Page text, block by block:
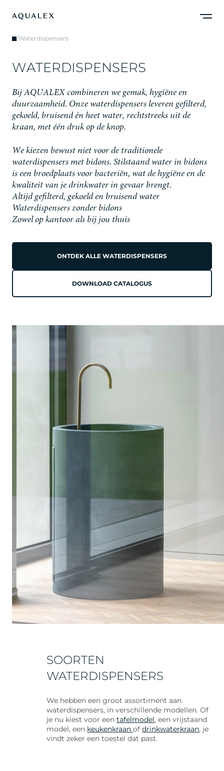
/Waterdispensers
WATERDISPENSERS
Bij AQUALEX combineren we gemak, hygiëne en
duurzaamheid. Onze waterdispensers leveren gefilterd,
gekoeld, bruisend én heet water, rechtstreeks uit de
kraan, met één druk op de knop.
We kiezen bewust niet voor de traditionele
waterdispensers met bidons. Stilstaand water in bidons
is een broedplaats voor bacteriën, wat de hygiëne en de
kwaliteit van je drinkwater in gevaar brengt.
Altijd gefilterd, gekoeld en bruisend water
Waterdispensers zonder bidons
Zowel op kantoor als bij jou thuis
ONTDEK ALLE WATERDISPENSERS
DOWNLOAD CATALOGUS
SOORTEN
WATERDISPENSERS
We hebben een groot assortiment aan
waterdispensers, in verschillende modellen. Of
je nu kiest voor eentafelmodel, een vrijstaand
model, een keukenkraanofdrinkwaterkraan, je
vindt zeker een toestel dat past.